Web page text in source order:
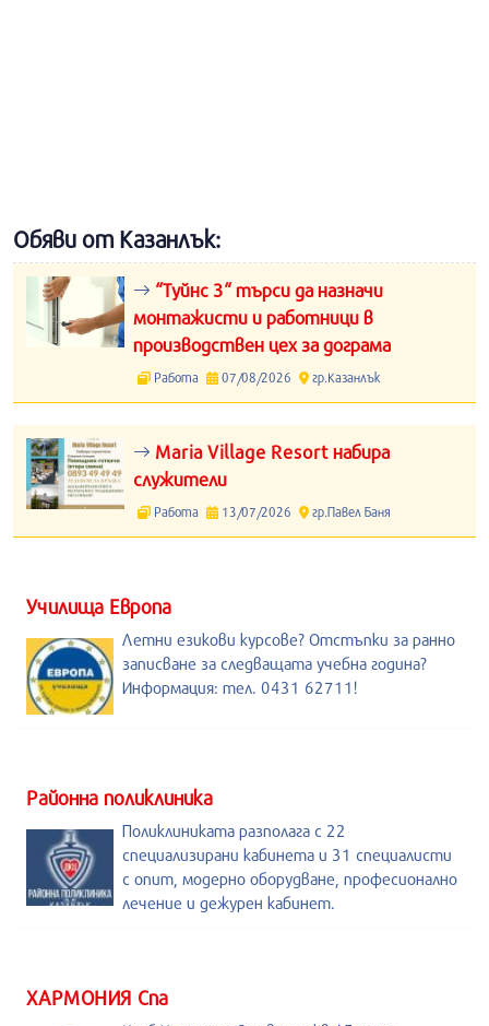
Обяви от Казанлък:
“Туйнс 3“ търси да назначи
монтажисти и работници в
производствен цех за дограма
Работа 07/08/2026 гр.Казанлък
Maria Village Resort набира
служители
Работа 13/07/2026 гр.Павел Баня
Училища Европа
Летни езикови курсове? Отстъпки за ранно
записване за следващата учебна година?
Информация: тел. 0431 62711!
Районна поликлиника
Поликлиниката разполага с 22
специализирани кабинета и 31 специалисти
с опит, модерно оборудване, професионално
лечение и дежурен кабинет.
ХАРМОНИЯ Спа